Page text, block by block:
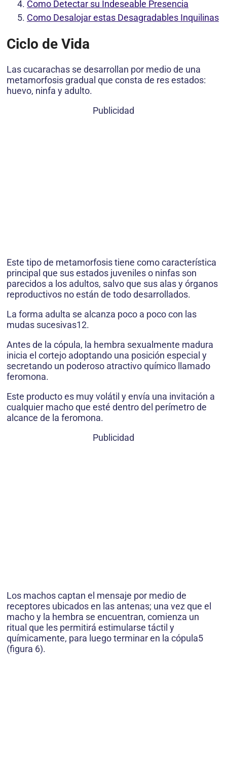
Como Detectar su Indeseable Presencia
Como Desalojar estas Desagradables Inquilinas
Ciclo de Vida
Las cucarachas se desarrollan por medio de una
metamorfosis gradual que consta de res estados:
huevo, ninfa y adulto.
Publicidad
Este tipo de metamorfosis tiene como característica
principal que sus estados juveniles o ninfas son
parecidos a los adultos, salvo que sus alas y órganos
reproductivos no están de todo desarrollados.
La forma adulta se alcanza poco a poco con las
mudas sucesivas12.
Antes de la cópula, la hembra sexualmente madura
inicia el cortejo adoptando una posición especial y
secretando un poderoso atractivo químico llamado
feromona.
Este producto es muy volátil y envía una invitación a
cualquier macho que esté dentro del perímetro de
alcance de la feromona.
Publicidad
Los machos captan el mensaje por medio de
receptores ubicados en las antenas; una vez que el
macho y la hembra se encuentran, comienza un
ritual que les permitirá estimularse táctil y
químicamente, para luego terminar en la cópula5
(figura 6).